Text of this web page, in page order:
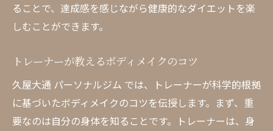
ることで、達成感を感じながら健康的なダイエットを楽
しむことができます。
トレーナーが教えるボディメイクのコツ
久屋大通 パーソナルジム では、トレーナーが科学的根拠
に基づいたボディメイクのコツを伝授します。まず、重
要なのは自分の身体を知ることです。トレーナーは、身